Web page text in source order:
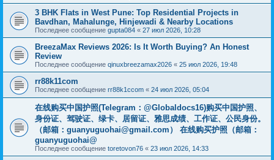
3 BHK Flats in West Pune: Top Residential Projects in
Bavdhan, Mahalunge, Hinjewadi & Nearby Locations
Последнее сообщение gupta084 « 27 июл 2026, 10:28
BreezaMax Reviews 2026: Is It Worth Buying? An Honest
Review
Последнее сообщение qinuxbreezamax2026 « 25 июл 2026, 19:48
rr88k11com
Последнее сообщение rr88k1ccom « 24 июл 2026, 05:04
在线购买中国护照(Telegram：@Globaldocs16)购买中国护照、
身份证、驾驶证、绿卡、居留证、雅思成绩、工作证、公民身份。
（邮箱： guanyuguohai@gmail.com ） 在线购买护照（邮箱：
guanyuguohai@
Последнее сообщение toretovon76 « 23 июл 2026, 14:33